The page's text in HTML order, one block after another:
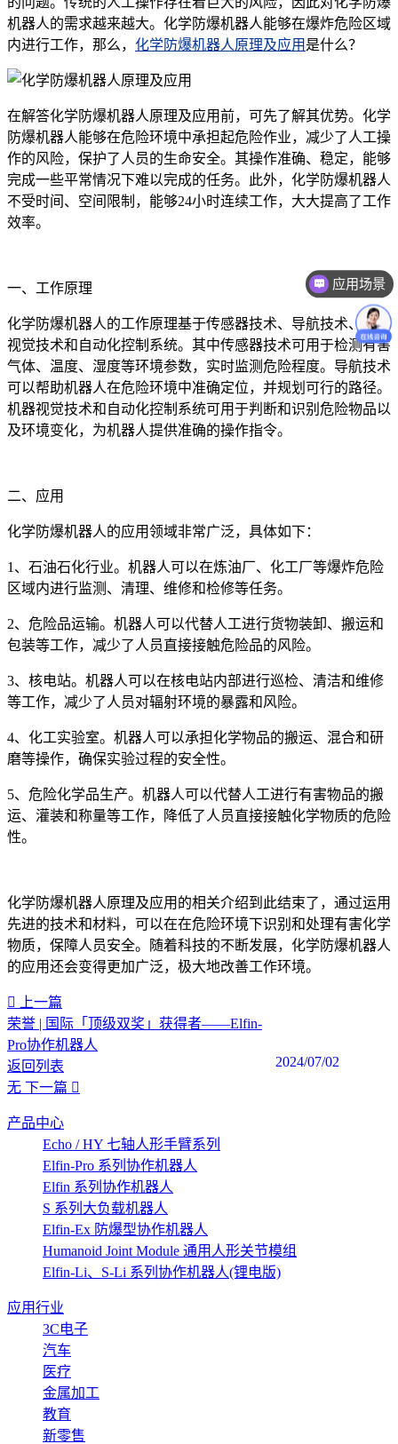
机器人的需求越来越大。化学防爆机器人能够在爆炸危险区域
内进行工作，那么， 化学防爆机器人原理及应用 是什么？
在解答化学防爆机器人原理及应用前，可先了解其优势。化学
防爆机器人能够在危险环境中承担起危险作业，减少了人工操
作的风险，保护了人员的生命安全。其操作准确、稳定，能够
完成一些平常情况下难以完成的任务。此外，化学防爆机器人
不受时间、空间限制，能够24小时连续工作，大大提高了工作
效率。
一、工作原理
化学防爆机器人的工作原理基于传感器技术、导航技术、机器
视觉技术和自动化控制系统。其中传感器技术可用于检测有害
气体、温度、湿度等环境参数，实时监测危险程度。导航技术
可以帮助机器人在危险环境中准确定位，并规划可行的路径。
机器视觉技术和自动化控制系统可用于判断和识别危险物品以
及环境变化，为机器人提供准确的操作指令。
二、应用
化学防爆机器人的应用领域非常广泛，具体如下：
1、石油石化行业。机器人可以在炼油厂、化工厂等爆炸危险
区域内进行监测、清理、维修和检修等任务。
2、危险品运输。机器人可以代替人工进行货物装卸、搬运和
包装等工作，减少了人员直接接触危险品的风险。
3、核电站。机器人可以在核电站内部进行巡检、清洁和维修
等工作，减少了人员对辐射环境的暴露和风险。
4、化工实验室。机器人可以承担化学物品的搬运、混合和研
磨等操作，确保实验过程的安全性。
5、危险化学品生产。机器人可以代替人工进行有害物品的搬
运、灌装和称量等工作，降低了人员直接接触化学物质的危险
性。
化学防爆机器人原理及应用的相关介绍到此结束了，通过运用
先进的技术和材料，可以在在危险环境下识别和处理有害化学
物质，保障人员安全。随着科技的不断发展，化学防爆机器人
的应用还会变得更加广泛，极大地改善工作环境。‍
上一篇
荣誉 | 国际「顶级双奖」获得者——Elfin-
Pro协作机器人
2024/07/02
返回列表
无 下一篇
产品中心
Echo / HY 七轴人形手臂系列
Elfin-Pro 系列协作机器人
Elfin 系列协作机器人
S 系列大负载机器人
Elfin-Ex 防爆型协作机器人
Humanoid Joint Module 通用人形关节模组
Elfin-Li、S-Li 系列协作机器人(锂电版)
应用行业
3C电子
汽车
医疗
金属加工
教育
新零售
应用场景